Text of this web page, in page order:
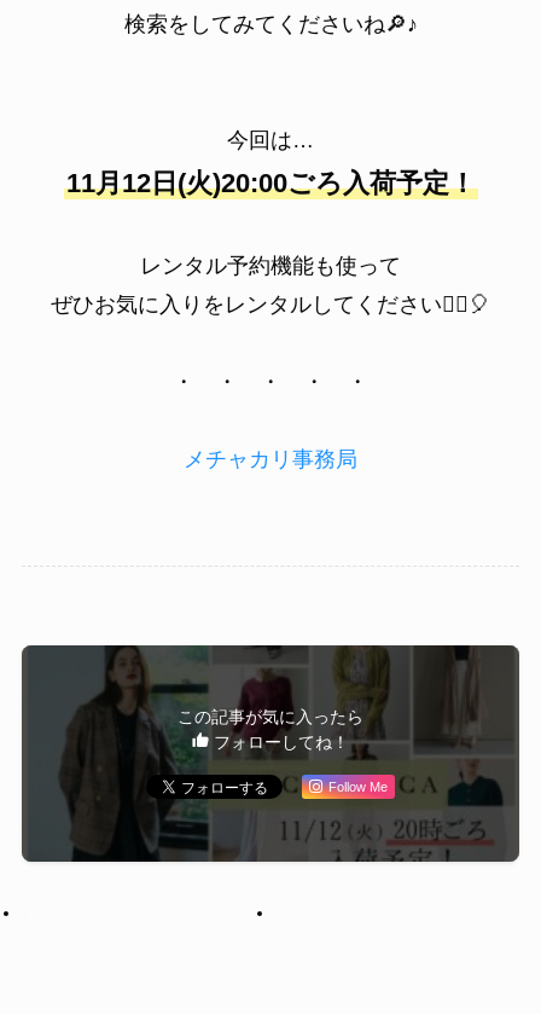
検索をしてみてくださいね🔎♪
今回は…
11月12日(火)20:00ごろ入荷予定！
レンタル予約機能も使って
ぜひお気に入りをレンタルしてください💁‍♀️🎈
・ ・ ・ ・ ・
メチャカリ事務局
この記事が気に入ったら
フォローしてね！
Follow Me